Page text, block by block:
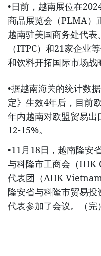
•日前，越南展位在
商品展览会（PLMA）
越南驻美国商务处代
（ITPC）和21家企业
和饮料开拓国际市场战
•据越南海关的统计数
定》生效4年后，目前
年内越南对欧盟贸易出
12-15%。
•11月18日，越南隆安
与科隆市工商会（IHK
代表团（AHK
隆安省与科隆市贸易投
代表参加了会议。（完）